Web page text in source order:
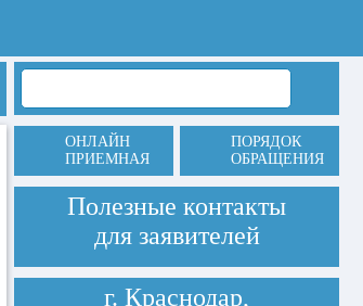
ОНЛАЙН
ПРИЕМНАЯ
ПОРЯДОК
ОБРАЩЕНИЯ
Полезные контакты
для заявителей
г. Краснодар,